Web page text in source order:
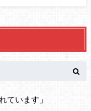
ています」